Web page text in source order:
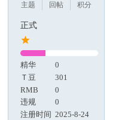
主题
回帖
积分
正式
精华
0
Ｔ豆
301
RMB
0
违规
0
注册时间 2025-8-24